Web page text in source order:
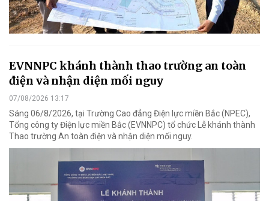
EVNNPC khánh thành thao trường an toàn
điện và nhận diện mối nguy
07/08/2026 13:17
Sáng 06/8/2026, tại Trường Cao đẳng Điện lực miền Bắc (NPEC),
Tổng công ty Điện lực miền Bắc (EVNNPC) tổ chức Lễ khánh thành
Thao trường An toàn điện và nhận diện mối nguy.